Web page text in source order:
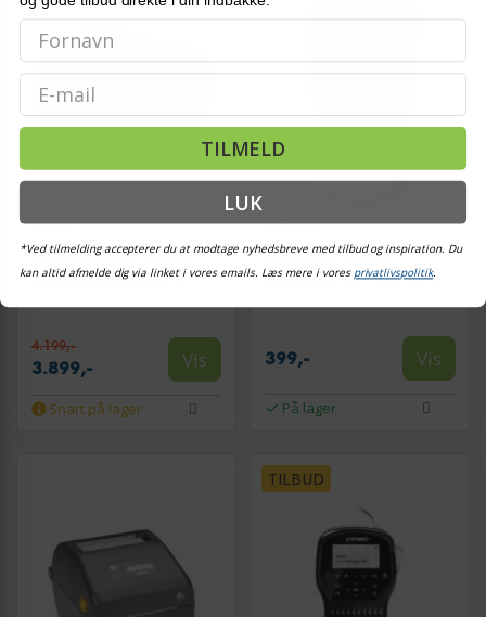
ZEBRA
Labelprinter Zebra ZD421T -
102 mm/sek, Ethernet &
4.199,-
3.899,- Vis
Snart på lager
BROTHER
Labelmaskine Brother P-
overførsel, 180 × 180 dpi, 20
399,- Vis
På lager
TILBUD
Email
TILMELD
LUK
*Ved tilmelding accepterer du at modtage nyhedsbreve med tilbud og inspiration. Du
kan altid afmelde dig via linket i vores emails. Læs mere i vores privatlivspolitik.